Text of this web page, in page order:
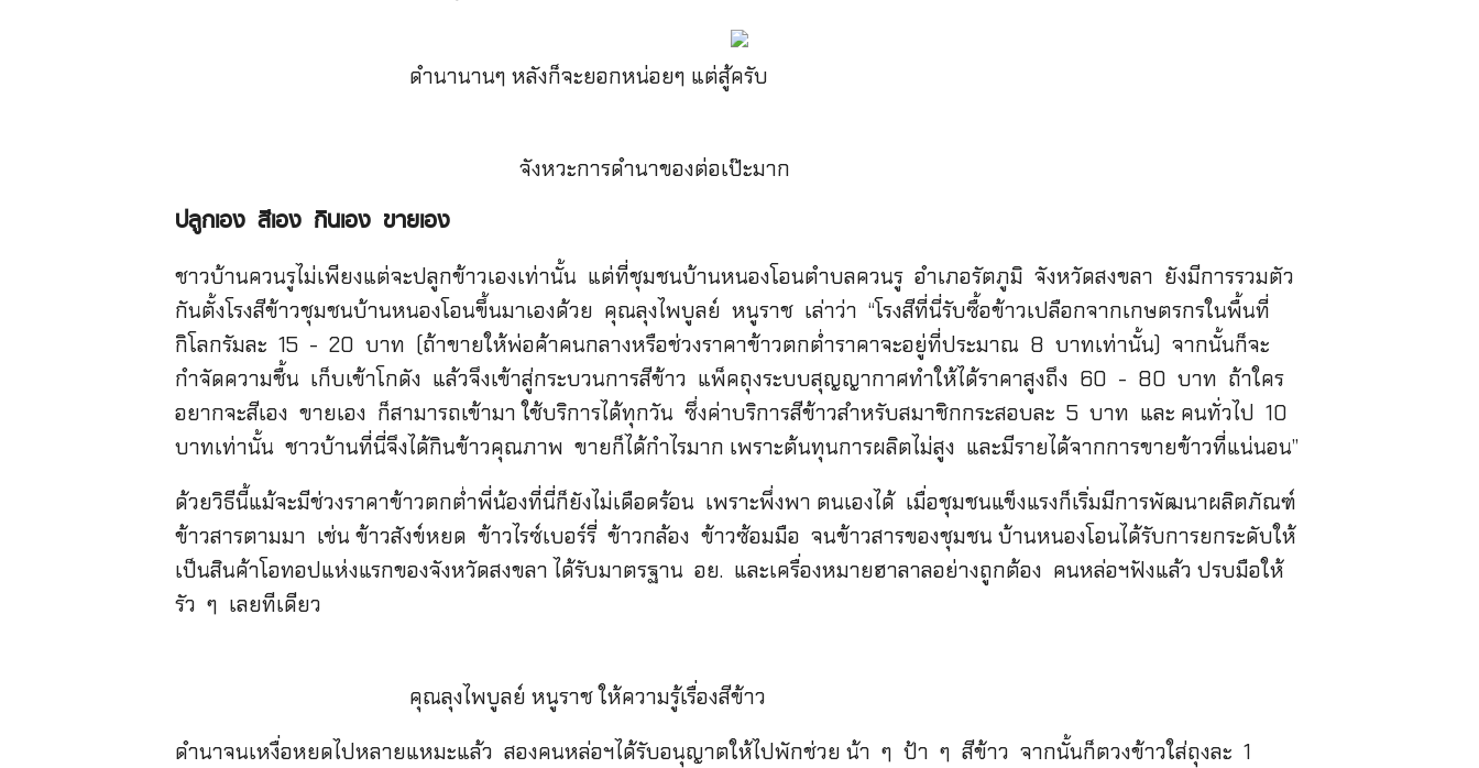
ดำนานานๆ หลังก็จะยอกหน่อยๆ แต่สู้ครับ
จังหวะการดำนาของต่อเป๊ะมาก
ปลูกเอง สีเอง กินเอง ขายเอง
ชาวบ้านควนรูไม่เพียงแต่จะปลูกข้าวเองเท่านั้น แต่ที่ชุมชนบ้านหนองโอนตำบลควนรู อำเภอรัตภูมิ จังหวัดสงขลา ยังมีการรวมตัว
กันตั้งโรงสีข้าวชุมชนบ้านหนองโอนขึ้นมาเองด้วย คุณลุงไพบูลย์ หนูราช เล่าว่า “โรงสีที่นี่รับซื้อข้าวเปลือกจากเกษตรกรในพื้นที่
กิโลกรัมละ 15 - 20 บาท (ถ้าขายให้พ่อค้าคนกลางหรือช่วงราคาข้าวตกต่ำราคาจะอยู่ที่ประมาณ 8 บาทเท่านั้น) จากนั้นก็จะ
กำจัดความชื้น เก็บเข้าโกดัง แล้วจึงเข้าสู่กระบวนการสีข้าว แพ็คถุงระบบสุญญากาศทำให้ได้ราคาสูงถึง 60 - 80 บาท ถ้าใคร
อยากจะสีเอง ขายเอง ก็สามารถเข้ามา ใช้บริการได้ทุกวัน ซึ่งค่าบริการสีข้าวสำหรับสมาชิกกระสอบละ 5 บาท และ คนทั่วไป 10
บาทเท่านั้น ชาวบ้านที่นี่จึงได้กินข้าวคุณภาพ ขายก็ได้กำไรมาก เพราะต้นทุนการผลิตไม่สูง และมีรายได้จากการขายข้าวที่แน่นอน”
ด้วยวิธีนี้แม้จะมีช่วงราคาข้าวตกต่ำพี่น้องที่นี่ก็ยังไม่เดือดร้อน เพราะพึ่งพา ตนเองได้ เมื่อชุมชนแข็งแรงก็เริ่มมีการพัฒนาผลิตภัณฑ์
ข้าวสารตามมา เช่น ข้าวสังข์หยด ข้าวไรซ์เบอร์รี่ ข้าวกล้อง ข้าวซ้อมมือ จนข้าวสารของชุมชน บ้านหนองโอนได้รับการยกระดับให้
เป็นสินค้าโอทอปแห่งแรกของจังหวัดสงขลา ได้รับมาตรฐาน อย. และเครื่องหมายฮาลาลอย่างถูกต้อง คนหล่อฯฟังแล้ว ปรบมือให้
รัว ๆ เลยทีเดียว
คุณลุงไพบูลย์ หนูราช ให้ความรู้เรื่องสีข้าว
ดำนาจนเหงื่อหยดไปหลายแหมะแล้ว สองคนหล่อฯได้รับอนุญาตให้ไปพักช่วย น้า ๆ ป้า ๆ สีข้าว จากนั้นก็ตวงข้าวใส่ถุงละ 1